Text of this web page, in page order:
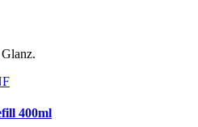
400ml